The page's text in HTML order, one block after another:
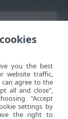
you the best
website traffic,
can agree to the
all and close",
"Accept
settings by
the right to